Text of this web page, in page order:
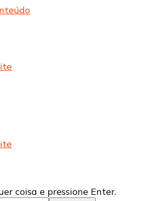
coisa e pressione Enter.